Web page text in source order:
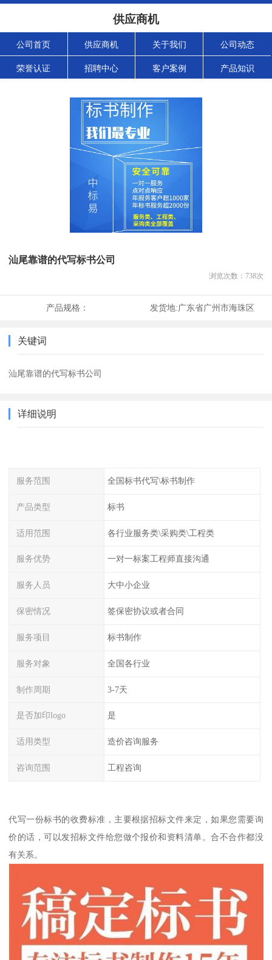
供应商机
公司首页 供应商机 关于我们 公司动态
荣誉认证 招聘中心 客户案例 产品知识
汕尾靠谱的代写标书公司
浏览次数： 738次
产品规格： 发货地:广东省广州市海珠区
关键词
汕尾靠谱的代写标书公司
详细说明
服务范围 全国标书代写\标书制作
产品类型 标书
适用范围 各行业服务类\采购类\工程类
服务优势 一对一标案工程师直接沟通
服务人员 大中小企业
保密情况 签保密协议或者合同
服务项目 标书制作
服务对象 全国各行业
制作周期 3-7天
是否加印logo 是
适用类型 造价咨询服务
咨询范围 工程咨询
代写一份标书的收费标准，主要根据招标文件来定，如果您需要询
价的话，可以发招标文件给您做个报价和资料清单。合不合作都没
有关系。